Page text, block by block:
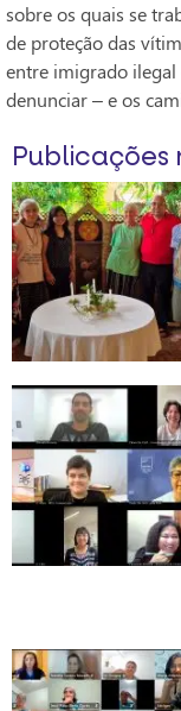
sobre os quais se
de proteção das
entre imigrado ilegal
denunciar – e os
Publicações